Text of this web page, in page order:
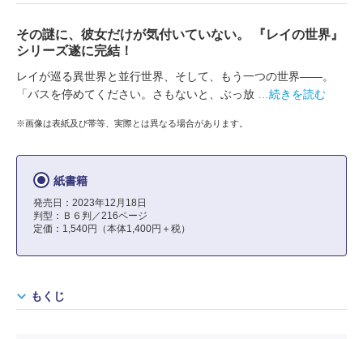
その謎に、彼女だけが気付いていない。 『レイの世界』
シリーズ遂に完結！
レイが巡る異世界と並行世界、そして、もう一つの世界――。
「バスを停めてください。さもないと、ぶっ放
…続きを読む
※画像は表紙及び帯等、実際とは異なる場合があります。
紙書籍
発売日：2023年12月18日
判型：Ｂ６判／216ページ
定価：1,540円（本体1,400円＋税）
もくじ